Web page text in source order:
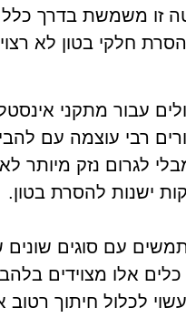
זו משמשת בדרך
חלקי בטון לא
עבור מתקני
רבי עוצמה עם
לגרום נזק מיותר
ישנות להסרת בטון.
עם סוגים שונים
אלו מצוידים
לכלול חיתוך